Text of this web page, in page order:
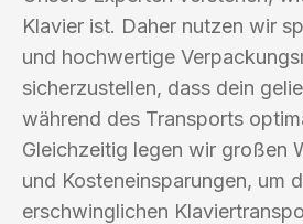
Klavier ist. Daher nutzen wir
und hochwertige
sicherzustellen, dass dein
während des Transports
Gleichzeitig legen wir großen
und Kosteneinsparungen, um
erschwinglichen